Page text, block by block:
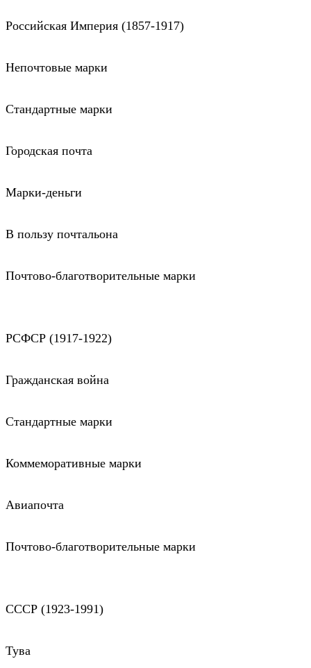
Российская Империя (1857-1917)
Непочтовые марки
Стандартные марки
Городская почта
Марки-деньги
В пользу почтальона
Почтово-благотворительные марки
РСФСР (1917-1922)
Гражданская война
Стандартные марки
Коммеморативные марки
Авиапочта
Почтово-благотворительные марки
СССР (1923-1991)
Тува